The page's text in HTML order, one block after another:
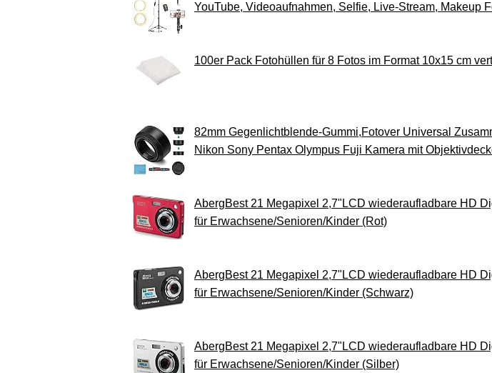
YouTube, Videoaufnahmen, Selfie, Live-Stream, Makeup
100er Pack Fotohüllen für 8 Fotos im Format 10x15 cm
82mm Gegenlichtblende-Gummi,Fotover Universal
Nikon Sony Pentax Olympus Fuji Kamera mit
AbergBest 21 Megapixel 2,7"LCD wiederaufladbare HD
für Erwachsene/Senioren/Kinder (Rot)
AbergBest 21 Megapixel 2,7"LCD wiederaufladbare HD
für Erwachsene/Senioren/Kinder (Schwarz)
AbergBest 21 Megapixel 2,7"LCD wiederaufladbare HD
für Erwachsene/Senioren/Kinder (Silber)